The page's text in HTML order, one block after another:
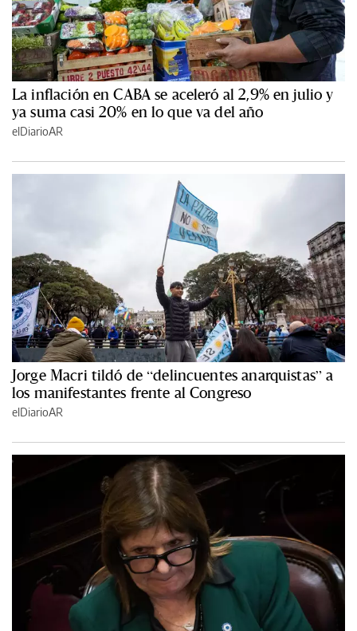
La inflación en CABA se aceleró al 2,9% en julio y
ya suma casi 20% en lo que va del año
elDiarioAR
Jorge Macri tildó de “delincuentes anarquistas” a
los manifestantes frente al Congreso
elDiarioAR